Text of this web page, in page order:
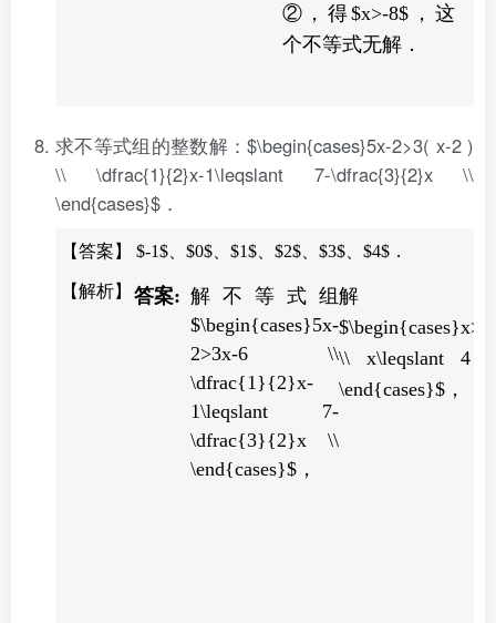
②，得$x>-8$，这
个不等式无解．
求不等式组的整数解：$\begin{cases}5x-2>3( x-2 )
\\ \dfrac{1}{2}x-1\leqslant 7-\dfrac{3}{2}x \\
\end{cases}$．
【答案】 $-1$、$0$、$1$、$2$、$3$、$4$．
解不等式组
$\begin{cases}5x-
2>3x-6 \\
\dfrac{1}{2}x-
1\leqslant 7-
\dfrac{3}{2}x \\
\end{cases}$，
解
$\begin{cases}x>-
\\ x\leqslant 4
\end{cases}$，